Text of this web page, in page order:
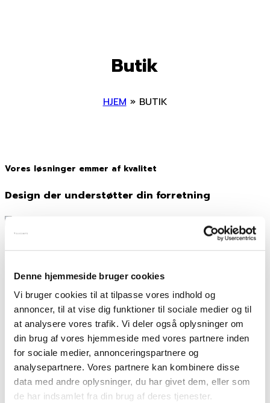
Denne hjemmeside bruger cookies
Vi bruger cookies til at tilpasse vores indhold og
annoncer, til at vise dig funktioner til sociale medier og til
at analysere vores trafik. Vi deler også oplysninger om
din brug af vores hjemmeside med vores partnere inden
for sociale medier, annonceringspartnere og
analysepartnere. Vores partnere kan kombinere disse
data med andre oplysninger, du har givet dem, eller som
de har indsamlet fra din brug af deres tjenester.
HJEM» BUTIK
Butik
Vores løsninger emmer af kvalitet
Design der understøtter din forretning
Kvalitet, design
Tidløs æstetik
Glasvægsløsninger fra GlassMate er en investering,
der skal fungere i mange år. Derfor arbejder vi med
en tidløs æstetik, der fungerer på tværs af trends,
tendenser og stilarter. Det er en løsning, der til hver
en tid understøtter dine produkter uden at stjæle al